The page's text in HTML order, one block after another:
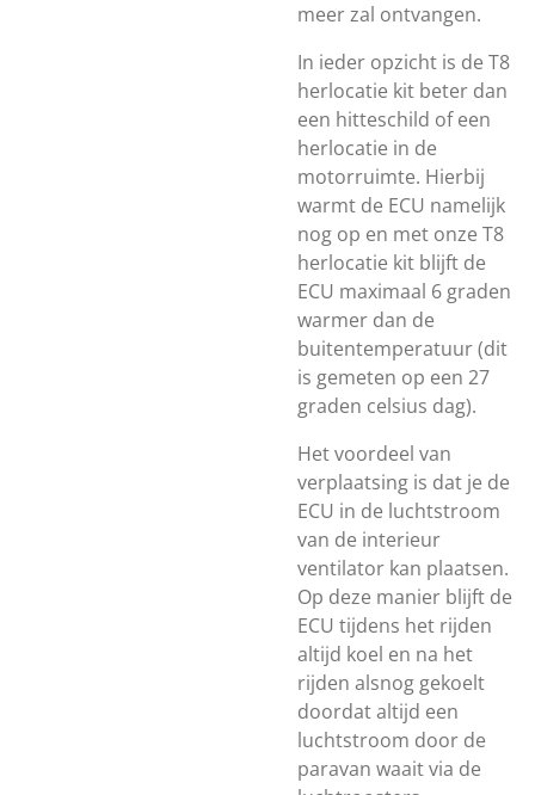
meer zal ontvangen.
In ieder opzicht is de T8
herlocatie kit beter dan
een hitteschild of een
herlocatie in de
motorruimte. Hierbij
warmt de ECU namelijk
nog op en met onze T8
herlocatie kit blijft de
ECU maximaal 6 graden
warmer dan de
buitentemperatuur (dit
is gemeten op een 27
graden celsius dag).
Het voordeel van
verplaatsing is dat je de
ECU in de luchtstroom
van de interieur
ventilator kan plaatsen.
Op deze manier blijft de
ECU tijdens het rijden
altijd koel en na het
rijden alsnog gekoelt
doordat altijd een
luchtstroom door de
paravan waait via de